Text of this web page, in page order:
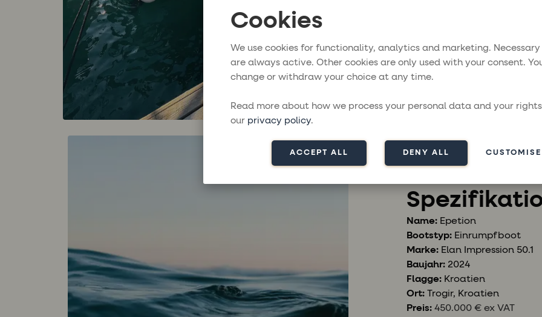
Cookies
We use cookies for functionality, analytics and marketing. Necessary
are always active. Other cookies are only used with your consent.
change or withdraw your choice at any time.
Read more about how we process your personal data and your
our privacy policy.
ACCEPT ALL DENY ALL CUSTOMISE
Name: Epetion
Bootstyp:Einrumpfboot
Marke: Elan Impression 50.1
Baujahr:2024
Flagge: Kroatien
Ort: Trogir, Kroatien
Preis: 450.000 € ex VAT